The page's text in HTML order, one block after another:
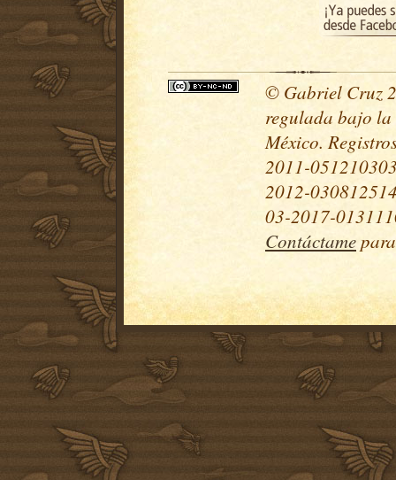
© Gabriel Cruz
regulada bajo la
México.
2011-
2012-
03-2017-
Contáctame